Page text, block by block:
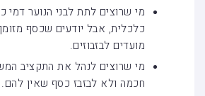
מי שרוצים לתת לבני הנוער דמי
כלכלית, אבל יודעים שכסף
מועדים לבזבוזים.
מי שרוצים לנהל את התקציב
חכמה ולא לבזבז כסף שאין להם.